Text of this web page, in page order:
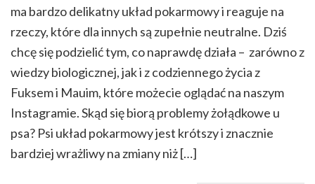
ma bardzo delikatny układ pokarmowy i reaguje na
rzeczy, które dla innych są zupełnie neutralne. Dziś
chcę się podzielić tym, co naprawdę działa – zarówno z
wiedzy biologicznej, jak i z codziennego życia z
Fuksem i Mauim, które możecie oglądać na naszym
Instagramie. Skąd się biorą problemy żołądkowe u
psa? Psi układ pokarmowy jest krótszy i znacznie
bardziej wrażliwy na zmiany niż […]